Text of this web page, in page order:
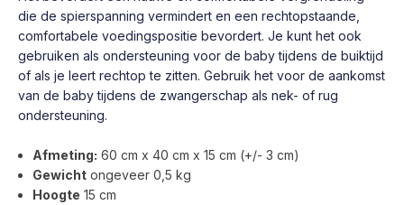
die de spierspanning vermindert en een rechtopstaande,
comfortabele voedingspositie bevordert. Je kunt het ook
gebruiken als ondersteuning voor de baby tijdens de buiktijd
of als je leert rechtop te zitten. Gebruik het voor de aankomst
van de baby tijdens de zwangerschap als nek- of rug
ondersteuning.
Afmeting: 60 cm x 40 cm x 15 cm (+/- 3 cm)
Gewicht ongeveer 0,5 kg
Hoogte 15 cm